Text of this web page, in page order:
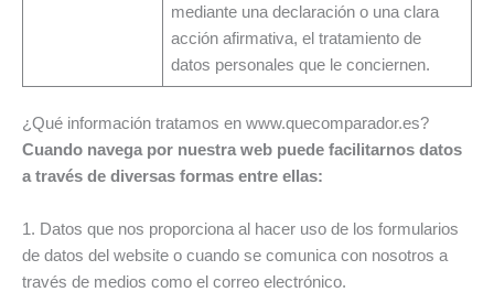
mediante una declaración o una clara
acción afirmativa, el tratamiento de
datos personales que le conciernen.
¿Qué información tratamos en www.quecomparador.es?
Cuando navega por nuestra web puede facilitarnos datos
a través de diversas formas entre ellas:
1. Datos que nos proporciona al hacer uso de los formularios
de datos del website o cuando se comunica con nosotros a
través de medios como el correo electrónico.